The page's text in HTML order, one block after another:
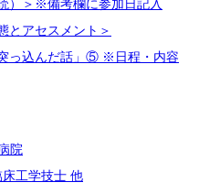
）＞※備考欄に参加日記入
とアセスメント＞
っ込んだ話」⑤ ※日程・内容
院
工学技士 他